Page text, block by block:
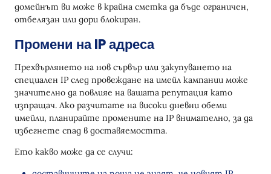
домейнът ви може в крайна сметка да бъде ограничен,
отбелязан или дори блокиран.
Промени на IP адреса
Прехвърлянето на нов сървър или закупуването на
специален IP след провеждане на имейл кампании може
значително да повлияе на вашата репутация като
изпращач. Ако разчитате на високи дневни обеми
имейли, планирайте промените на IP внимателно, за да
избегнете спад в доставяемостта.
Ето какво може да се случи: